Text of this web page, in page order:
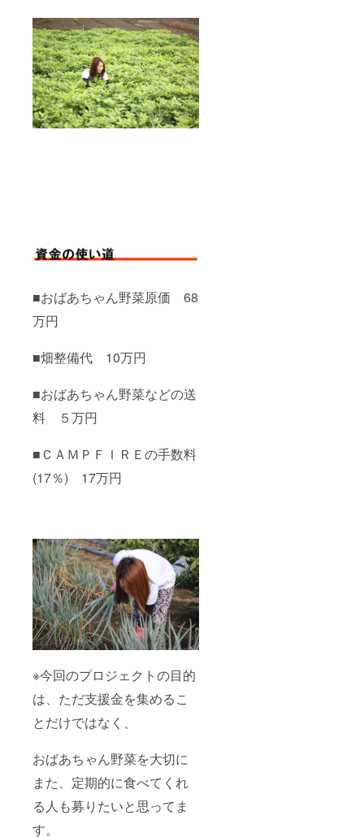
■おばあちゃん野菜原価 68
万円
■畑整備代 10万円
■おばあちゃん野菜などの送
料 ５万円
■ＣＡＭＰＦＩＲＥの手数料
(17％) 17万円
※今回のプロジェクトの目的
は、ただ支援金を集めるこ
とだけではなく、
おばあちゃん野菜を大切に
また、定期的に食べてくれ
る人も募りたいと思ってま
す。